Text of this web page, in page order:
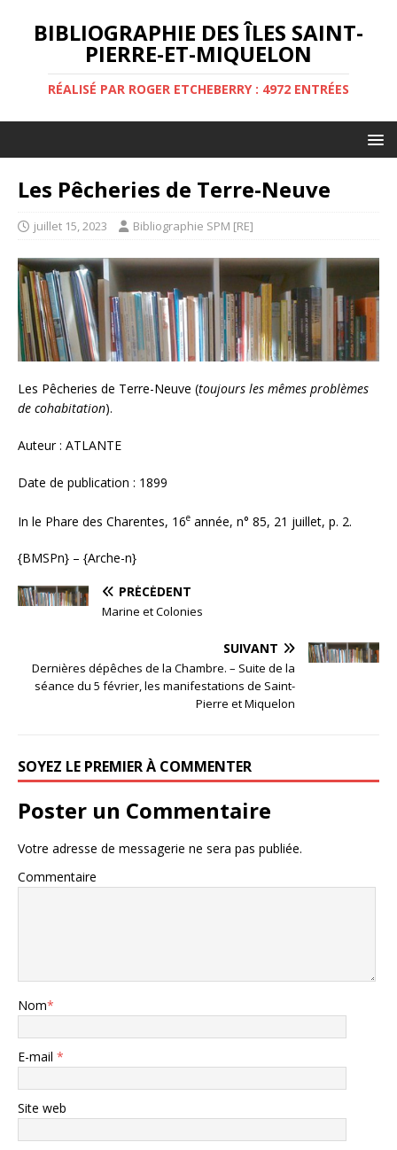
BIBLIOGRAPHIE DES ÎLES SAINT-
PIERRE-ET-MIQUELON
RÉALISÉ PAR ROGER ETCHEBERRY : 4972 ENTRÉES
Les Pêcheries de Terre-Neuve
juillet 15, 2023 Bibliographie SPM [RE]
Les Pêcheries de Terre-Neuve (toujours les mêmes problèmes
de cohabitation).
Auteur : ATLANTE
Date de publication : 1899
In le Phare des Charentes, 16e année, n° 85, 21 juillet, p. 2.
{BMSPn} – {Arche-n}
PRÉCÉDENT
Marine et Colonies
SUIVANT
Dernières dépêches de la Chambre. – Suite de la
séance du 5 février, les manifestations de Saint-
Pierre et Miquelon
SOYEZ LE PREMIER À COMMENTER
Poster un Commentaire
Votre adresse de messagerie ne sera pas publiée.
Commentaire
Nom*
E-mail *
Site web